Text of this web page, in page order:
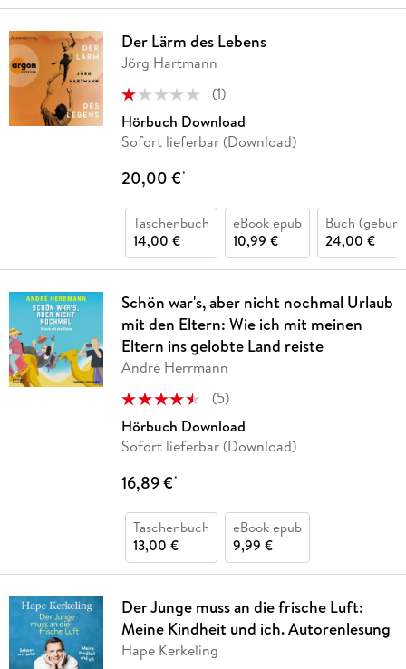
Der Lärm des Lebens
Jörg Hartmann
(1)
Hörbuch Download
Sofort lieferbar (Download)
20,00 €*
Taschenbuch
14,00 €
eBook epub
10,99 €
Buch
24,00 €
Schön war's, aber nicht nochmal Urlaub
mit den Eltern: Wie ich mit meinen
Eltern ins gelobte Land reiste
André Herrmann
(5)
Hörbuch Download
Sofort lieferbar (Download)
16,89 €*
Taschenbuch
13,00 €
eBook epub
9,99 €
Der Junge muss an die frische Luft:
Meine Kindheit und ich. Autorenlesung
Hape Kerkeling